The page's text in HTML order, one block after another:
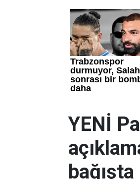
YENİ